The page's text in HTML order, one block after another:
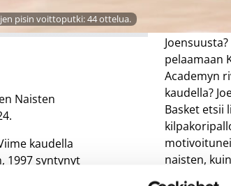
pisin voittoputki: 44 ottelua.
Naisten
kaudella
1997 syntynyt
pelaamaan
Academyn
kaudella?
Basket etsii
naisten,